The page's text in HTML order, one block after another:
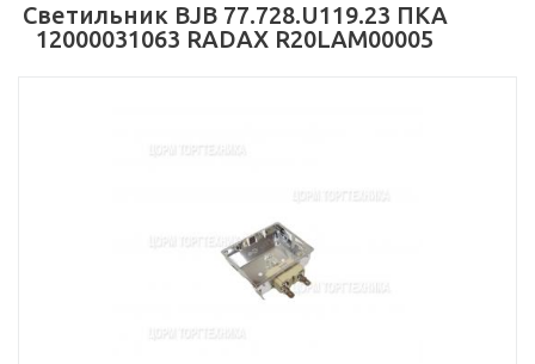
Светильник BJB 77.728.U119.23 ПКА
12000031063 RADAX R20LAM00005